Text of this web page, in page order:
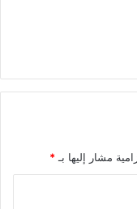
مشار إليها بـ *